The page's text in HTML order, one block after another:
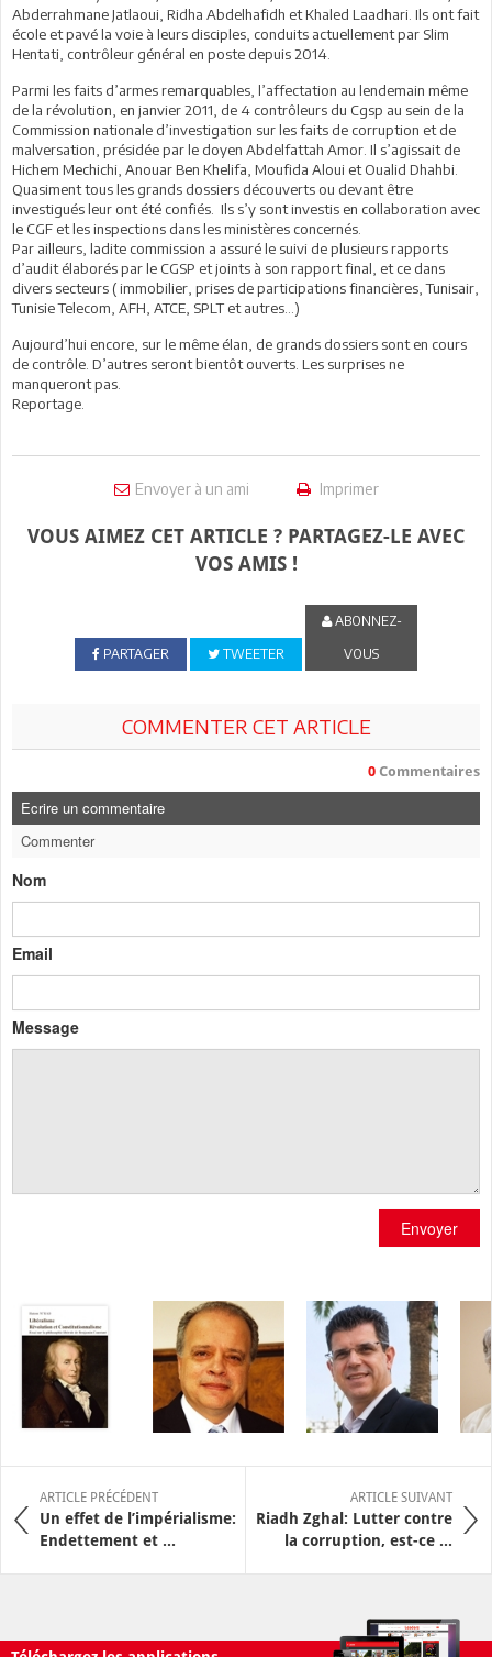
Abderrahmane Jatlaoui, Ridha Abdelhafidh et Khaled Laadhari. Ils ont fait
école et pavé la voie à leurs disciples, conduits actuellement par Slim
Hentati, contrôleur général en poste depuis 2014.
Parmi les faits d’armes remarquables, l’affectation au lendemain même
de la révolution, en janvier 2011, de 4 contrôleurs du Cgsp au sein de la
Commission nationale d’investigation sur les faits de corruption et de
malversation, présidée par le doyen Abdelfattah Amor. Il s’agissait de
Hichem Mechichi, Anouar Ben Khelifa, Moufida Aloui et Oualid Dhahbi.
Quasiment tous les grands dossiers découverts ou devant être
investigués leur ont été confiés. Ils s’y sont investis en collaboration avec
le CGF et les inspections dans les ministères concernés.
Par ailleurs, ladite commission a assuré le suivi de plusieurs rapports
d’audit élaborés par le CGSP et joints à son rapport final, et ce dans
divers secteurs ( immobilier, prises de participations financières, Tunisair,
Tunisie Telecom, AFH, ATCE, SPLT et autres…)
Aujourd’hui encore, sur le même élan, de grands dossiers sont en cours
de contrôle. D’autres seront bientôt ouverts. Les surprises ne
manqueront pas.
Reportage.
Envoyer à un ami Imprimer
VOUS AIMEZ CET ARTICLE ? PARTAGEZ-LE AVEC
VOS AMIS !
PARTAGER TWEETER
ABONNEZ-
VOUS
COMMENTER CET ARTICLE
0 Commentaires
Ecrire un commentaire
Commenter
Nom
Email
Message
Envoyer
ARTICLE PRÉCÉDENT
Un effet de l’impérialisme:
Endettement et ...
ARTICLE SUIVANT
Riadh Zghal: Lutter contre
la corruption, est-ce ...